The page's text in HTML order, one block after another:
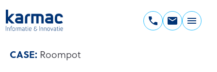
naar
de
Informatie
&CASE: Roompot